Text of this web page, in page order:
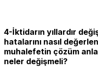
4-İktidarın yıllardır
hatalarını nasıl
muhalefetin çözüm
neler değişmeli?